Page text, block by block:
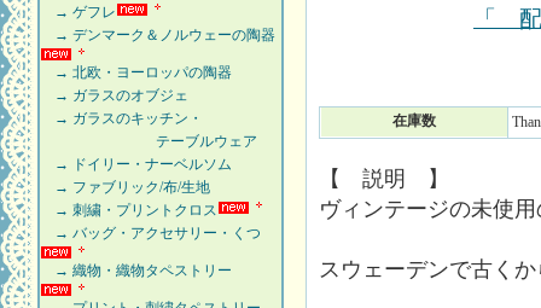
→ ゲフレ
→ デンマーク＆ノルウェーの陶器
→ 北欧・ヨーロッパの陶器
→ ガラスのオブジェ
→ ガラスのキッチン・
テーブルウェア
→ ドイリー・ナーベルソム
→ ファブリック/布/生地
→ 刺繍・プリントクロス
→ バッグ・アクセサリー・くつ
→ 織物・織物タペストリー
「
在庫数
【 説明 】
ヴィンテージの未使
スウェーデンで古く